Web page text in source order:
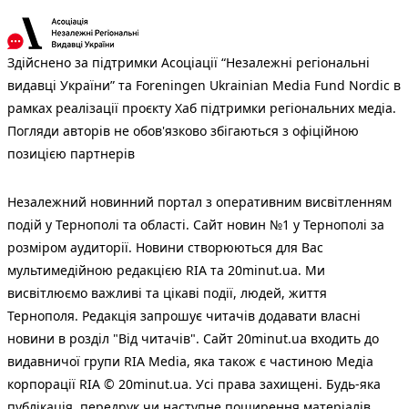
Здійснено за підтримки Асоціації “Незалежні регіональні
видавці України” та Foreningen Ukrainian Media Fund Nordic в
рамках реалізації проєкту Хаб підтримки регіональних медіа.
Погляди авторів не обов'язково збігаються з офіційною
позицією партнерів
Незалежний новинний портал з оперативним висвітленням
подій у Тернополі та області. Сайт новин №1 у Тернополі за
розміром аудиторії. Новини створюються для Вас
мультимедійною редакцією RIA та 20minut.ua. Ми
висвітлюємо важливі та цікаві події, людей, життя
Тернополя. Редакція запрошує читачів додавати власні
новини в розділ "Від читачів". Сайт 20minut.ua входить до
видавничої групи RIA Media, яка також є частиною Медіа
корпорації RIA © 20minut.ua. Усі права захищені. Будь-яка